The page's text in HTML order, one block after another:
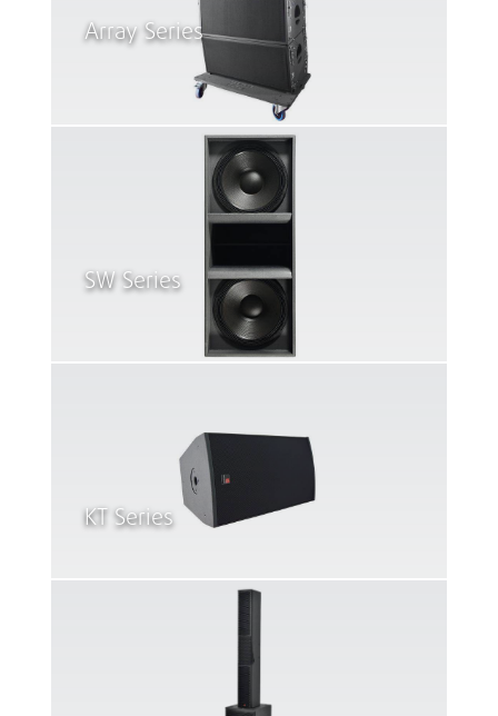
Array Series
SW Series
KT Series